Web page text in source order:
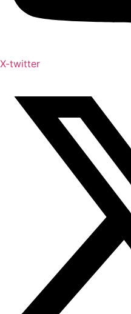
X-twitter